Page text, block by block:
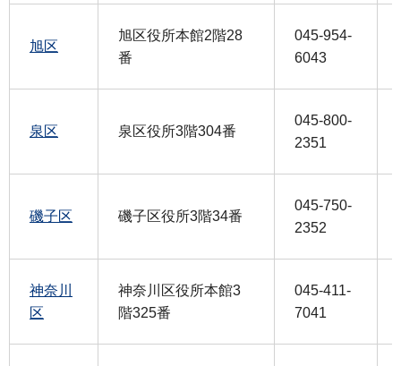
旭区
旭区役所本館2階28
番
045-954-
6043
泉区 泉区役所3階304番
045-800-
2351
磯子区 磯子区役所3階34番
045-750-
2352
神奈川
区
神奈川区役所本館3
階325番
045-411-
7041